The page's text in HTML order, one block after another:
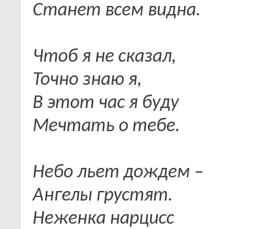
Станет всем видна.
Чтоб я не сказал,
Точно знаю я,
В этот час я буду
Мечтать о тебе.
Небо льет дождем –
Ангелы грустят.
Неженка нарцисс